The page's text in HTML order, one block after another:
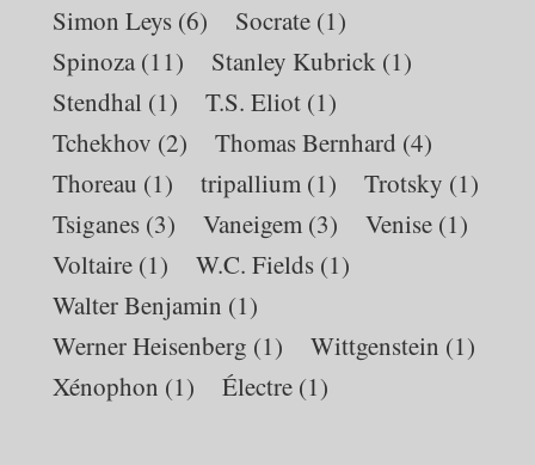
Simon Leys (6) Socrate (1)
Spinoza (11) Stanley Kubrick (1)
Stendhal (1) T.S. Eliot (1)
Tchekhov (2) Thomas Bernhard (4)
Thoreau (1) tripallium (1) Trotsky (1)
Tsiganes (3) Vaneigem (3) Venise (1)
Voltaire (1) W.C. Fields (1)
Walter Benjamin (1)
Werner Heisenberg (1) Wittgenstein (1)
Xénophon (1) Électre (1)